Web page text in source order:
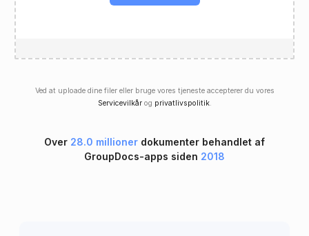
Ved at uploade dine filer eller bruge vores tjeneste accepterer du vores
Servicevilkårog privatlivspolitik.
Over 28.0 millioner dokumenter behandlet af
GroupDocs-apps siden 2018